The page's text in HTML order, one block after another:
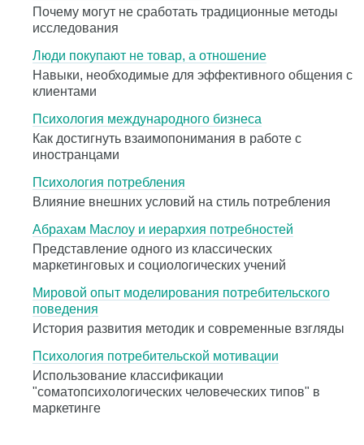
Почему могут не сработать традиционные методы
исследования
Люди покупают не товар, а отношение
Навыки, необходимые для эффективного общения с
клиентами
Психология международного бизнеса
Как достигнуть взаимопонимания в работе с
иностранцами
Психология потребления
Влияние внешних условий на стиль потребления
Абрахам Маслоу и иерархия потребностей
Представление одного из классических
маркетинговых и социологических учений
Мировой опыт моделирования потребительского
поведения
История развития методик и современные взгляды
Психология потребительской мотивации
Использование классификации
"соматопсихологических человеческих типов" в
маркетинге